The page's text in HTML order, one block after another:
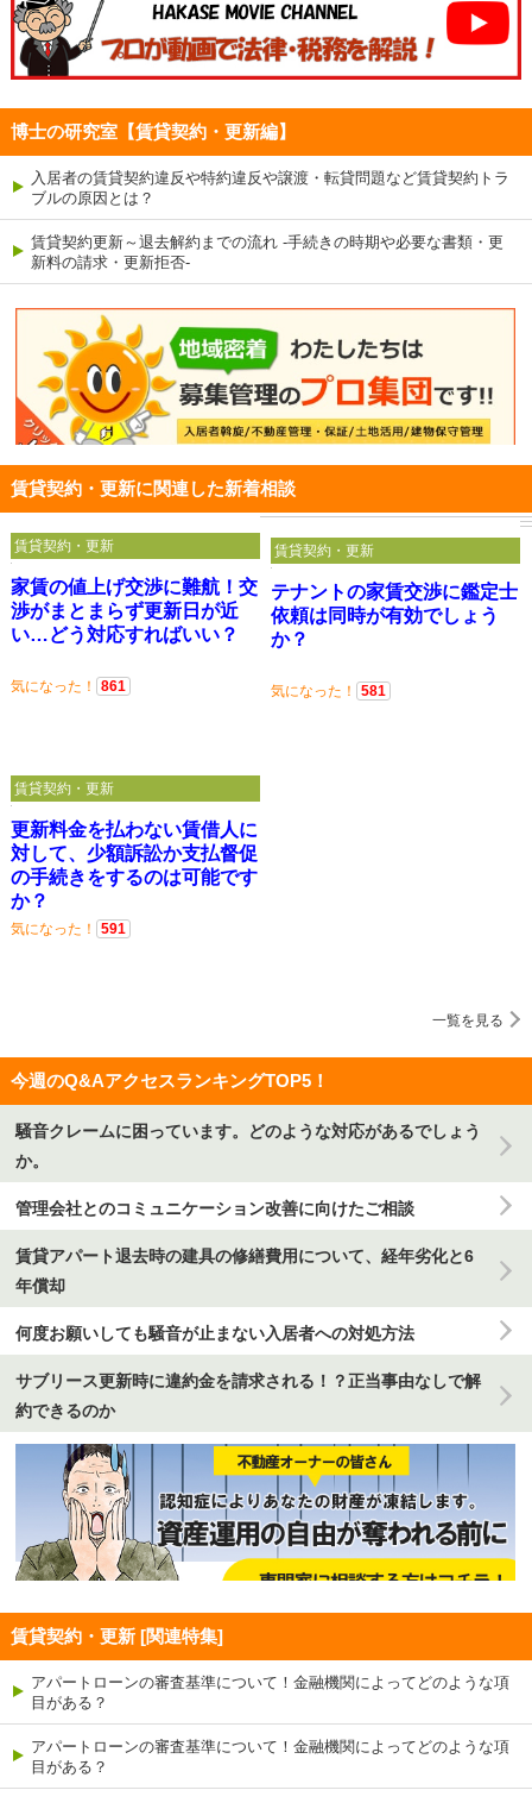
博士の研究室【賃貸契約・更新編】
入居者の賃貸契約違反や特約違反や譲渡・転貸問題など賃貸契約トラ
ブルの原因とは？
賃貸契約更新～退去解約までの流れ -手続きの時期や必要な書類・更
新料の請求・更新拒否-
賃貸契約・更新に関連した新着相談
家賃の値上げ交渉に難航！交
渉がまとまらず更新日が近
い…どう対応すればいい？
気になった！ 861
賃貸契約・更新
テナントの家賃交渉に鑑定士
依頼は同時が有効でしょう
か？
気になった！ 581
賃貸契約・更新
更新料金を払わない賃借人に
対して、少額訴訟か支払督促
の手続きをするのは可能です
か？
気になった！ 591
賃貸契約・更新
一覧を見る
今週のQ&AアクセスランキングTOP5！
騒音クレームに困っています。どのような対応があるでしょう
か。
管理会社とのコミュニケーション改善に向けたご相談
賃貸アパート退去時の建具の修繕費用について、経年劣化と6
年償却
何度お願いしても騒音が止まない入居者への対処方法
サブリース更新時に違約金を請求される！？正当事由なしで解
約できるのか
賃貸契約・更新 [関連特集]
アパートローンの審査基準について！金融機関によってどのような項
目がある？
アパートローンの審査基準について！金融機関によってどのような項
目がある？